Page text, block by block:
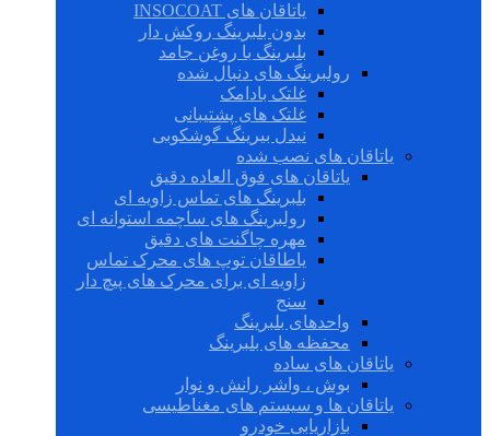
یاتاقان های INSOCOAT
بدون بلبرینگ روکش دار
بلبرینگ با روغن جامد
رولبرینگ های دنبال شده
غلتک بادامک
غلتک های پشتیبانی
نیدل بیرینگ گوشکوبی
یاتاقان های نصب شده
یاتاقان های فوق العاده دقیق
بلبرینگ های تماس زاویه ای
رولبرینگ های ساچمه استوانه ای
مهره چاگنت های دقیق
یاطاقان توپ های محرک تماس
زاویه ای برای محرک های پیچ دار
سنج
واحدهای بلبرینگ
محفظه های بلبرینگ
یاتاقان های ساده
بوش ، واشر رانش و نوار
یاتاقان ها و سیستم های مغناطیسی
بازاریابی خودرو